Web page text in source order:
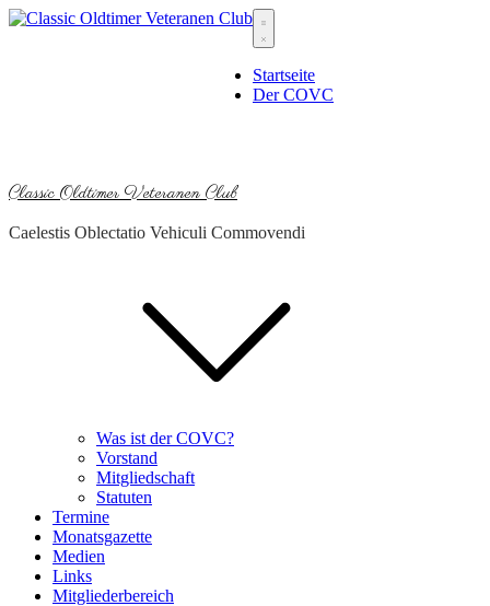
Skip
Classic Oldtimer Veteranen Club
Caelestis Oblectatio Vehiculi Commovendi
Startseite
Der COVC
Was ist der COVC?
Vorstand
Mitgliedschaft
Statuten
Termine
Monatsgazette
Medien
Links
Mitgliederbereich